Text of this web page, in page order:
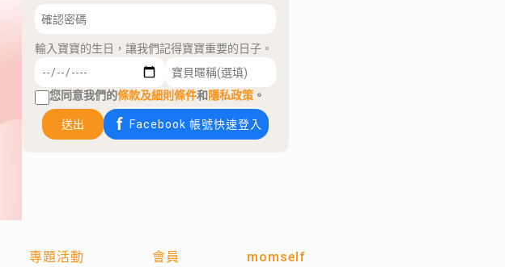
輸入寶寶的生日，讓我們記得寶寶重要的日子。
您同意我們的條款及細則條件和隱私政策 。
送出 Facebook 帳號快速登入
專題活動
會員
momself